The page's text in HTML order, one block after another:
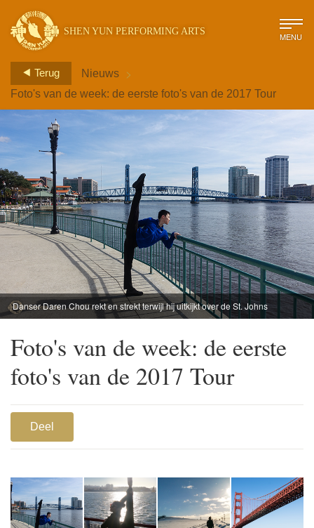
SHEN YUN PERFORMING ARTS MENU
Terug Nieuws >
Foto's van de week: de eerste foto's van de 2017 Tour
Danser Daren Chou rekt en strekt terwijl hij uitkijkt over de St. Johns
River, net buiten Jacksonville, Florida’s Times-Union Center for the
Foto's van de week: de eerste
foto's van de 2017 Tour
Deel
1